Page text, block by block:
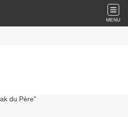
MENU